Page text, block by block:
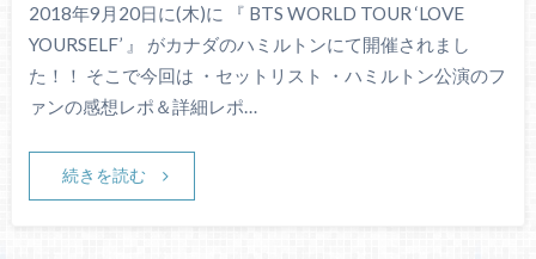
2018年9月20日に(木)に 『 BTS WORLD TOUR ‘LOVE
YOURSELF’ 』 がカナダのハミルトンにて開催されまし
た！！ そこで今回は ・セットリスト ・ハミルトン公演のフ
ァンの感想レポ＆詳細レポ…
続きを読む